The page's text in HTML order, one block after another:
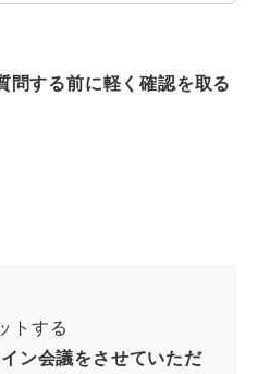
問する前に軽く確認を取る
トする
ン会議をさせていただ